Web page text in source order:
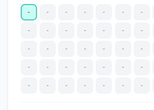
- - - - - - -
- - - - - - -
- - - - - - -
- - - - - - -
- - - - - - -